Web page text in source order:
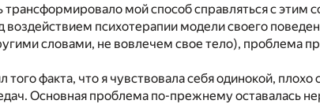
мой способ справляться с этим
психотерапии модели своего
словами, не вовлечем свое тело), проблема
факта, что я чувствовала себя одинокой, плохо
Основная проблема по-прежнему оставалась